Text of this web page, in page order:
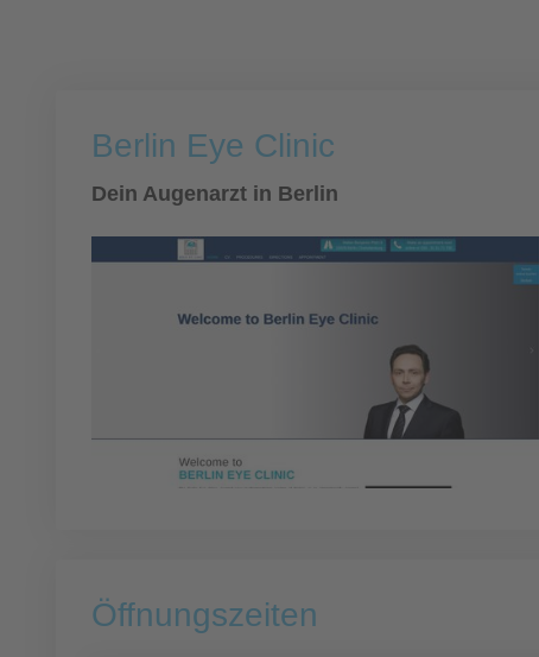
Berlin Eye Clinic
Dein Augenarzt in Berlin
Öffnungszeiten